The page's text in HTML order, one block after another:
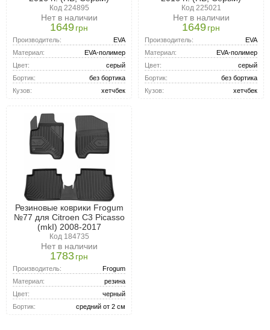
Код 224895
Нет в наличии
1649грн
Производитель:
EVA
Материал:
EVA-полимер
Цвет:
серый
Бортик:
без бортика
Кузов:
хетчбек
Код 225021
Нет в наличии
1649грн
Производитель:
EVA
Материал:
EVA-полимер
Цвет:
серый
Бортик:
без бортика
Кузов:
хетчбек
Резиновые коврики Frogum
№77 для Citroen C3 Picasso
(mkI) 2008-2017
Код 184735
Нет в наличии
1783грн
Производитель:
Frogum
Материал:
резина
Цвет:
черный
Бортик:
средний от 2 см